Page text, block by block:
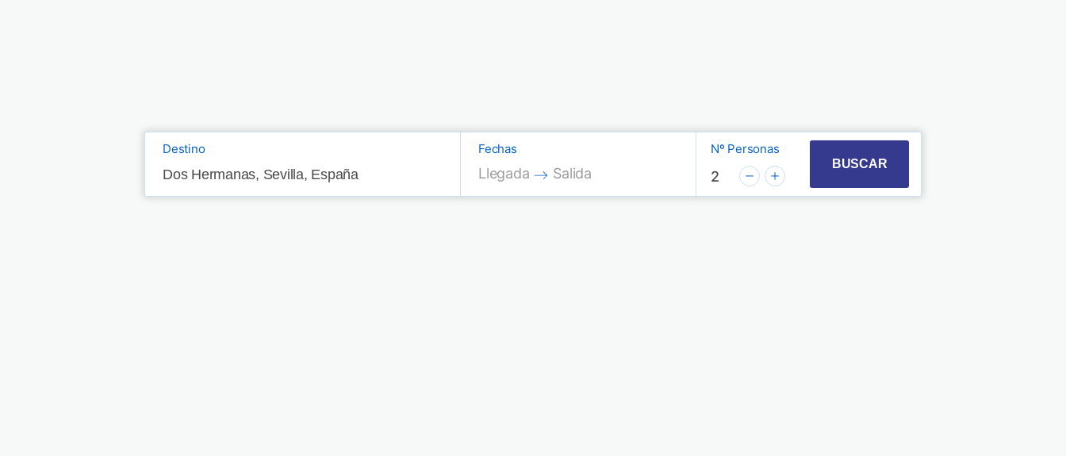
Destino Fechas
Press the down arrow key to interact with the calendar and select a date. Press the
Llegada
Press the down arrow key to interact with the calendar and select a date.
Salida
Nº Personas
2
BUSCAR